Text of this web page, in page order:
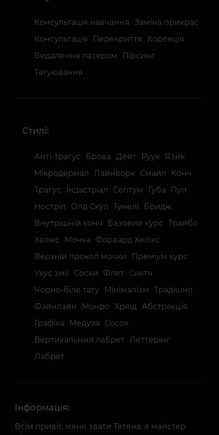
Консультація навчання
Заміна прикрас
Консультація
Перекриття
Корекція
Видалення лазером
Пірсинг
Татуювання
Стилі:
Антi-трагус Брова Дейт Руук Язик
Мікродермал Лайнворк Смайл
Конч
Трагус
Індастріал Септум Губа
Пуп
Ностріл
Олд Скул Тунелі
Бридж
Внутрішній конч
Базовий курс Трайбл
Хелікс
Мочка
Форвард Хелiкс
Верхній прокол мочки
Преміум курс
Укус змії Соски Флет Скетч
Чорно-біле тату
Мінімалізм
Традішнл
Файнлайн
Монро Хрящ Абстракція
Графіка
Медуза
Сосок
Вертикальний лабрет Леттерінг
Лабрет
Інформація:
Всім привіт, мене звати Тетяна, я майстер